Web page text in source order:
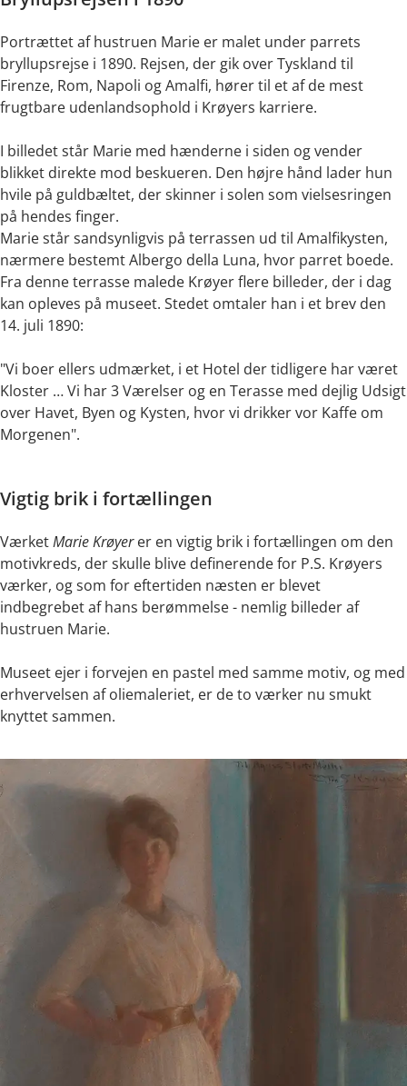
Portrættet af hustruen Marie er malet under parrets
bryllupsrejse i 1890. Rejsen, der gik over Tyskland til
Firenze, Rom, Napoli og Amalfi, hører til et af de mest
frugtbare udenlandsophold i Krøyers karriere.
I billedet står Marie med hænderne i siden og vender
blikket direkte mod beskueren. Den højre hånd lader hun
hvile på guldbæltet, der skinner i solen som vielsesringen
på hendes finger.
Marie står sandsynligvis på terrassen ud til Amalfikysten,
nærmere bestemt Albergo della Luna, hvor parret boede.
Fra denne terrasse malede Krøyer flere billeder, der i dag
kan opleves på museet. Stedet omtaler han i et brev den
14. juli 1890:
"Vi boer ellers udmærket, i et Hotel der tidligere har været
Kloster … Vi har 3 Værelser og en Terasse med dejlig Udsigt
over Havet, Byen og Kysten, hvor vi drikker vor Kaffe om
Morgenen".
Vigtig brik i fortællingen
VærketMarie Krøyerer en vigtig brik i fortællingen om den
motivkreds, der skulle blive definerende for P.S. Krøyers
værker, og som for eftertiden næsten er blevet
indbegrebet af hans berømmelse - nemlig billeder af
hustruen Marie.
Museet ejer i forvejen en pastel med samme motiv, og med
erhvervelsen af oliemaleriet, er de to værker nu smukt
knyttet sammen.